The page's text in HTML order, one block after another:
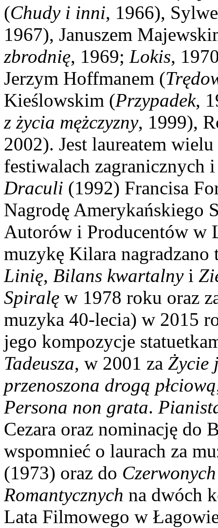
(Chudy i inni, 1966),
1967), Januszem
zbrodnię, 1969; Lokis,
Jerzym Hoffmanem (
Kieślowskim (Przypadek,
z życia mężczyzny, 1999),
2002). Jest laureatem
festiwalach zagranicznych
Draculi (1992) Francisa
Nagrodę Amerykańskiego
Autorów i Producentów w
muzykę Kilara
Linię, Bilans kwartalnyi
Spiralę w 1978 roku oraz
muzyka 40-lecia) w 2015
jego kompozycje
Tadeusza, w 2001 za Życie
przenoszona drogą płciową
Persona non grata.
Cezara oraz nominację do
wspomnieć o laurach za
(1973) oraz do
Romantycznych na dwóch
Lata Filmowego w